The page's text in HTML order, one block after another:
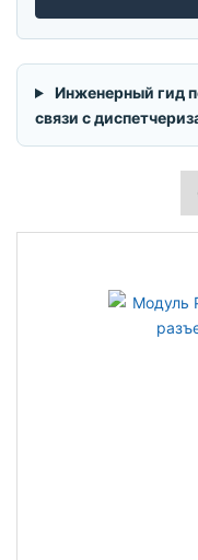
Инженерный гид
связи с